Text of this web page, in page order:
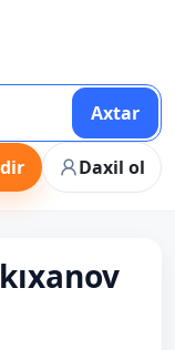
Axtar
Daxil ol